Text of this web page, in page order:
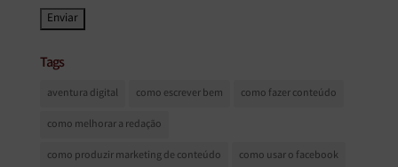
Tags
aventura digital como escrever bem como fazer conteúdo
como melhorar a redação
como produzir marketing de conteúdo como usar o facebook